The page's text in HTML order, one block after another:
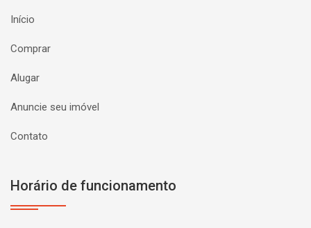
Início
Comprar
Alugar
Anuncie seu imóvel
Contato
Horário de funcionamento